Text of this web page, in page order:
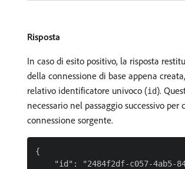
Risposta
In caso di esito positivo, la risposta
della connessione di base appena
relativo identificatore univoco (id).
necessario nel passaggio successivo per
connessione sorgente.
{
"id": "2484f2df-c057-4ab5-